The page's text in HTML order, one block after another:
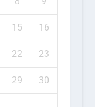
15 16
22 23
29 30